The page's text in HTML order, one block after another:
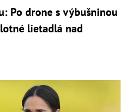
Po drone s výbušninou
lietadlá nad